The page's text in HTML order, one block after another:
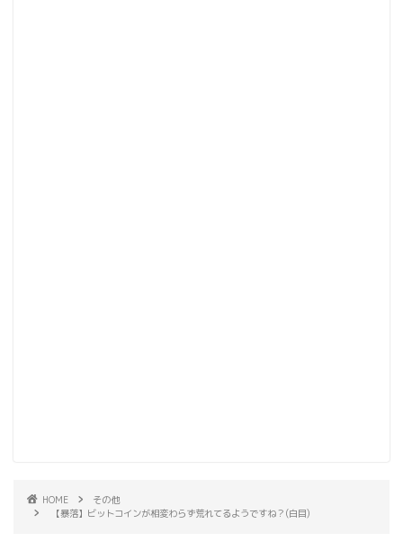
HOME
その他
【暴落】ビットコインが相変わらず荒れてるようですね？(白目)